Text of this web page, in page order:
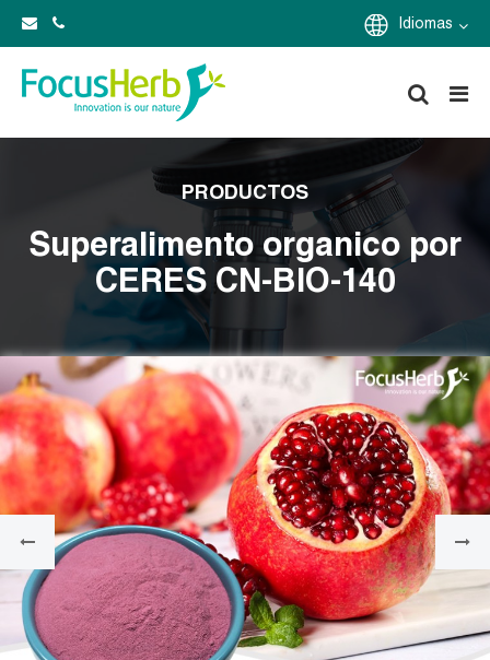
Idiomas
PRODUCTOS
Superalimento organico por
CERES CN-BIO-140